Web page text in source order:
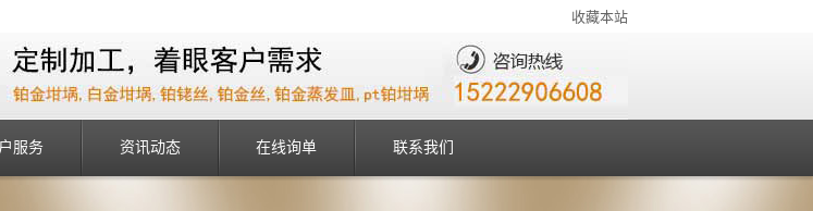
收藏本站
服务 资讯动态 在线询单 联系我们